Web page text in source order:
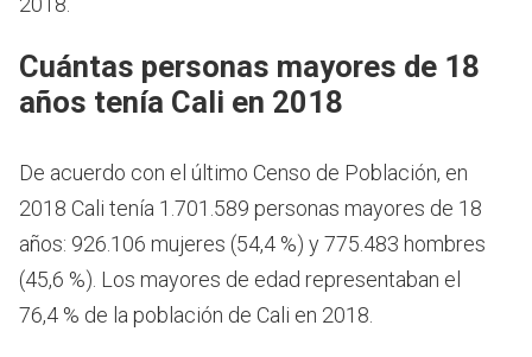
Cuántas personas mayores de 18
años tenía Cali en 2018
De acuerdo con el último Censo de Población, en
2018 Cali tenía 1.701.589 personas mayores de 18
años: 926.106 mujeres (54,4 %) y 775.483 hombres
(45,6 %). Los mayores de edad representaban el
76,4 % de la población de Cali en 2018.